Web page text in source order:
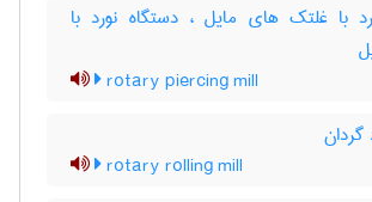
با غلتک های مایل ، دستگاه نورد با
rotary piercing mill
گردان
rotary rolling mill